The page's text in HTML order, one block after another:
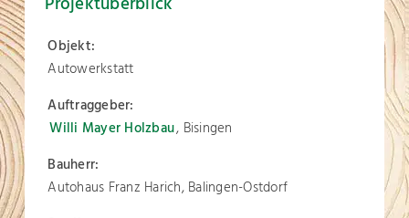
Objekt:
Autowerkstatt
Auftraggeber:
Willi Mayer Holzbau, Bisingen
Bauherr:
Autohaus Franz Harich, Balingen-Ostdorf